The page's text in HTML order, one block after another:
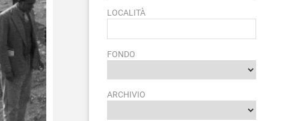
LOCALITÀ
FONDO
ARCHIVIO